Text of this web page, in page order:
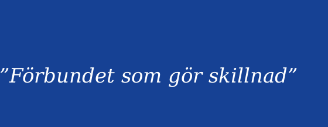
”Förbundet som gör skillnad”